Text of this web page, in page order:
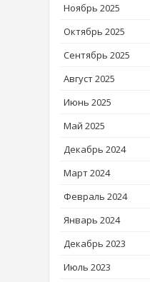
Ноябрь 2025
Октябрь 2025
Сентябрь 2025
Август 2025
Июнь 2025
Май 2025
Декабрь 2024
Март 2024
Февраль 2024
Январь 2024
Декабрь 2023
Июль 2023